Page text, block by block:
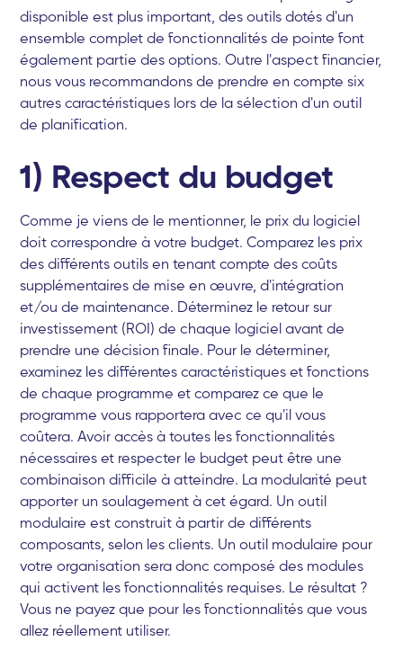
disponible est plus important, des outils dotés d'un
ensemble complet de fonctionnalités de pointe font
également partie des options. Outre l'aspect financier,
nous vous recommandons de prendre en compte six
autres caractéristiques lors de la sélection d'un outil
de planification.
1) Respect du budget
Comme je viens de le mentionner, le prix du logiciel
doit correspondre à votre budget. Comparez les prix
des différents outils en tenant compte des coûts
supplémentaires de mise en œuvre, d'intégration
et/ou de maintenance. Déterminez le retour sur
investissement (ROI) de chaque logiciel avant de
prendre une décision finale. Pour le déterminer,
examinez les différentes caractéristiques et fonctions
de chaque programme et comparez ce que le
programme vous rapportera avec ce qu'il vous
coûtera. Avoir accès à toutes les fonctionnalités
nécessaires et respecter le budget peut être une
combinaison difficile à atteindre. La modularité peut
apporter un soulagement à cet égard. Un outil
modulaire est construit à partir de différents
composants, selon les clients. Un outil modulaire pour
votre organisation sera donc composé des modules
qui activent les fonctionnalités requises. Le résultat ?
Vous ne payez que pour les fonctionnalités que vous
allez réellement utiliser.